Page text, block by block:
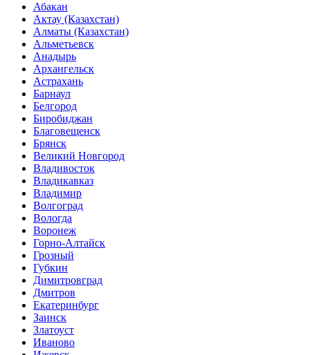
Абакан
Актау (Казахстан)
Алматы (Казахстан)
Альметьевск
Анадырь
Архангельск
Астрахань
Барнаул
Белгород
Биробиджан
Благовещенск
Брянск
Великий Новгород
Владивосток
Владикавказ
Владимир
Волгоград
Вологда
Воронеж
Горно-Алтайск
Грозный
Губкин
Димитровград
Дмитров
Екатеринбург
Заинск
Златоуст
Иваново